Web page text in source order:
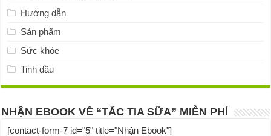
Hướng dẫn
Sản phẩm
Sức khỏe
Tinh dầu
NHẬN EBOOK VỀ “TẮC TIA SỮA” MIỄN PHÍ
[contact-form-7 id="5" title="Nhận Ebook"]